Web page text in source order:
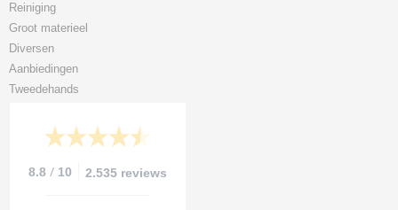
Reiniging
Groot materieel
Diversen
Aanbiedingen
Tweedehands
8.8 / 10 2.535 reviews